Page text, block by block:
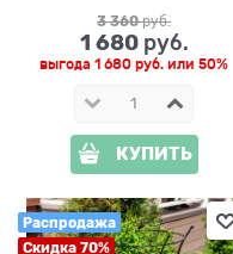
3 360 руб.
1 680 руб.
выгода 1 680 руб. или 50%
КУПИТЬ
Распродажа
Скидка 70%